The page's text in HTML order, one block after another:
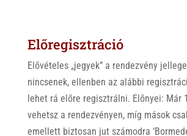
Előregisztráció
Elővételes „jegyek” a rendezvény
nincsenek, ellenben az alábbi
lehet rá előre regisztrálni. Előnyei: Már
vehetsz a rendezvényen, míg mások
emellett biztosan jut számodra